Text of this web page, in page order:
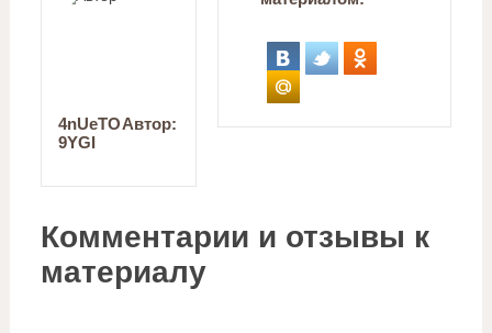
Автор:
4nUeTO
9YGI
Комментарии и отзывы к
материалу